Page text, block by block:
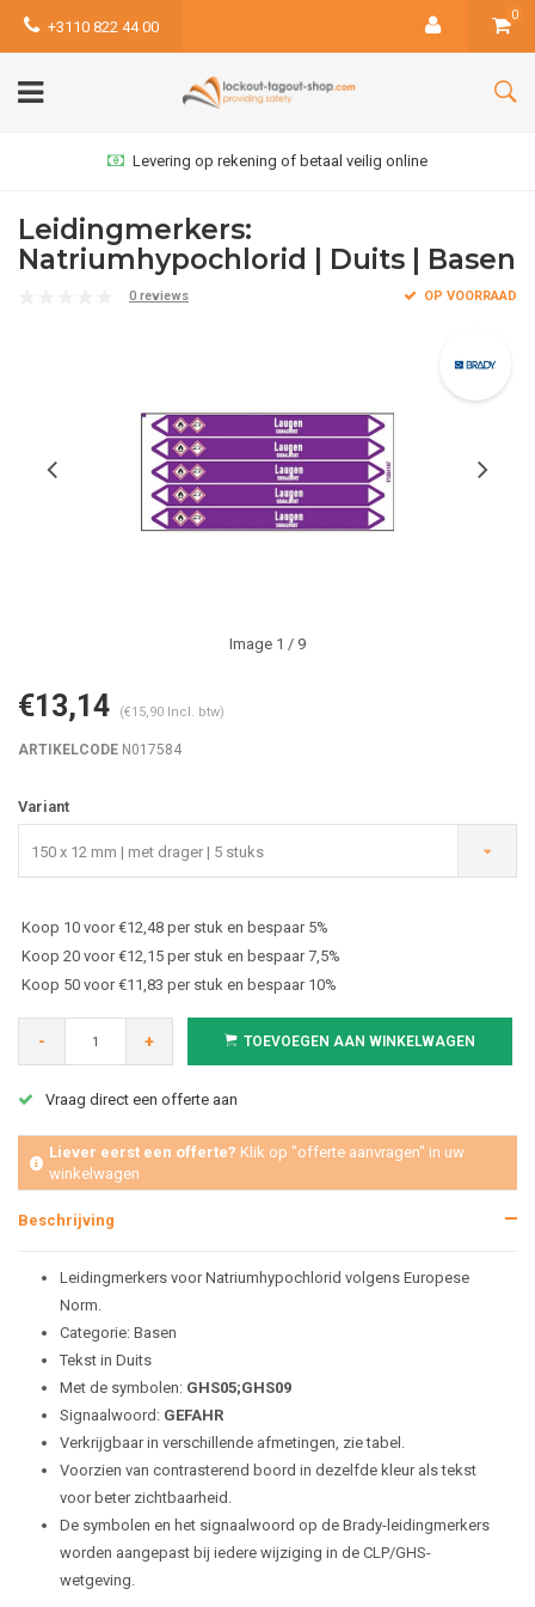
+3110 822 44 00
0
Levering op rekening of betaal veilig online
Leidingmerkers:
Natriumhypochlorid | Duits | Basen
0 reviews OP VOORRAAD
Image 1 / 9
€13,14 (€15,90 Incl. btw)
ARTIKELCODE N017584
Variant
150 x 12 mm | met drager | 5 stuks
Koop 10 voor €12,48 per stuk en bespaar 5%
Koop 20 voor €12,15 per stuk en bespaar 7,5%
Koop 50 voor €11,83 per stuk en bespaar 10%
- + TOEVOEGEN AAN WINKELWAGEN
Vraag direct een offerte aan
Liever eerst een offerte? Klik op "offerte aanvragen" in uw
winkelwagen
Beschrijving
Leidingmerkers voor Natriumhypochlorid volgens Europese
Norm.
Categorie: Basen
Tekst in Duits
Met de symbolen: GHS05;GHS09
Signaalwoord: GEFAHR
Verkrijgbaar in verschillende afmetingen, zie tabel.
Voorzien van contrasterend boord in dezelfde kleur als tekst
voor beter zichtbaarheid.
De symbolen en het signaalwoord op de Brady-leidingmerkers
worden aangepast bij iedere wijziging in de CLP/GHS-
wetgeving.